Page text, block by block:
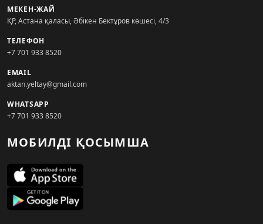
МЕКЕН-ЖАЙ
ҚР, Астана қаласы, Әбікен Бектұров көшесі, 4/3
ТЕЛЕФОН
+7 701 933 8520
EMAIL
aktan.yeltay@gmail.com
WHATSAPP
+7 701 933 8520
МОБИЛДІ ҚОСЫМША